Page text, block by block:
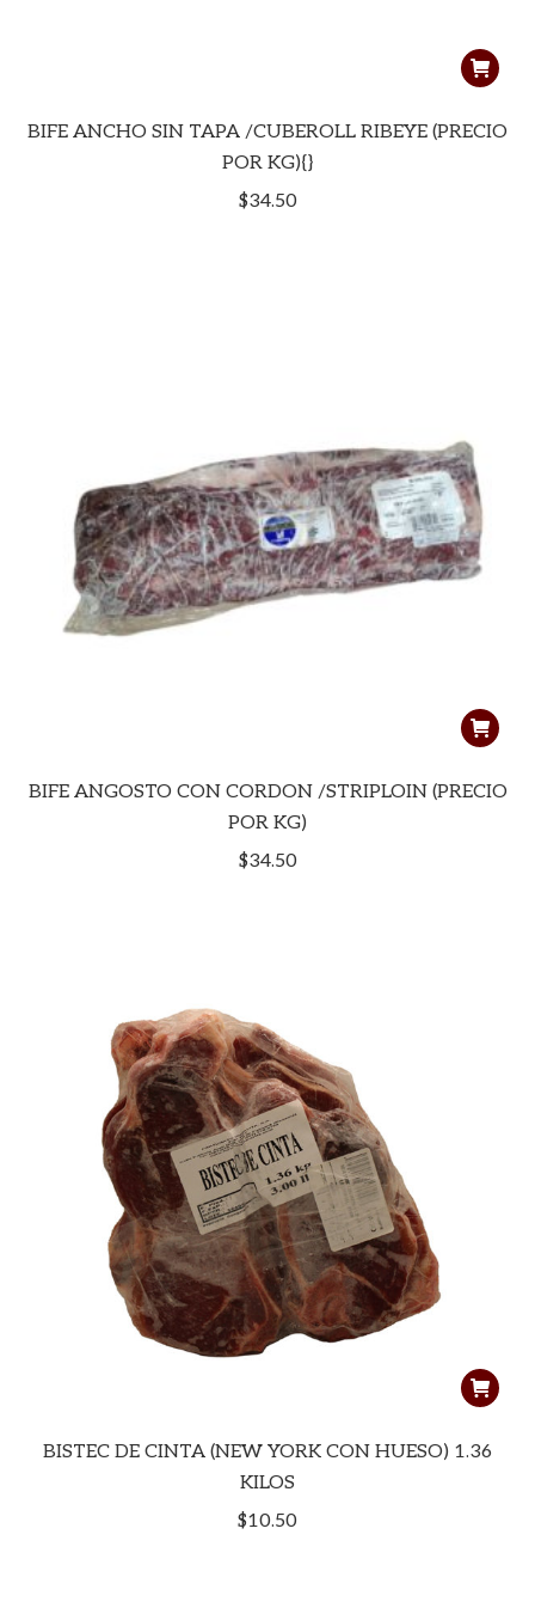
BIFE ANCHO SIN TAPA /CUBEROLL RIBEYE (PRECIO
POR KG){}
$34.50
BIFE ANGOSTO CON CORDON /STRIPLOIN (PRECIO
POR KG)
$34.50
BISTEC DE CINTA (NEW YORK CON HUESO) 1.36
KILOS
$10.50